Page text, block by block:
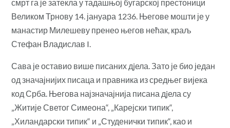
смрт га је затекла у тадашњој бугарској престоници
Великом Трнову 14. јануара 1236. Његове мошти је у
манастир Милешеву пренео његов нећак, краљ
Стефан Владислав I.
Сава је оставио више писаних дjела. Зато је био један
од значајнијих писаца и правника из средњег вијека
код Срба. Његова најзначајнија писана дjела су
„Житије Светог Симеона“, „Карејски типик“,
„Хиландарски типик“ и „Студенички типик“, као и